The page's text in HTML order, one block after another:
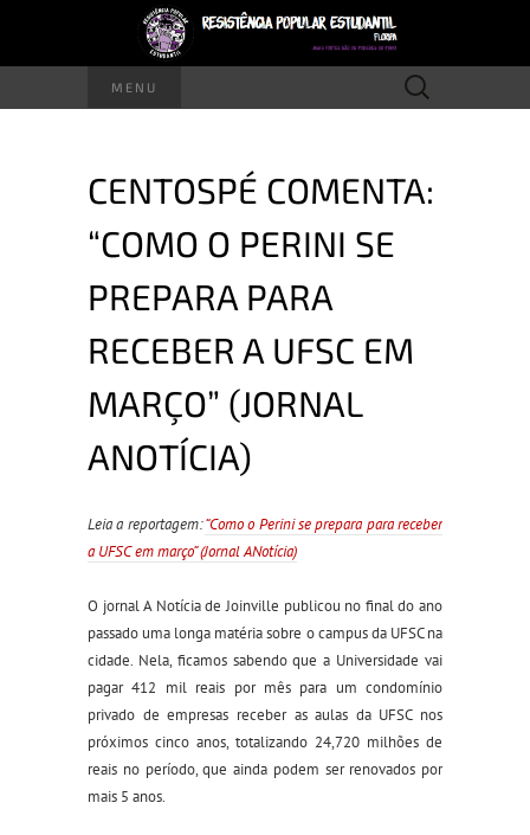
MENU
Pesquisar
por:
CENTOSPÉ COMENTA:
“COMO O PERINI SE
PREPARA PARA
RECEBER A UFSC EM
MARÇO” (JORNAL
ANOTÍCIA)
Leia a reportagem:“Como o Perini se prepara para receber
a UFSC em março” (Jornal ANotícia)
O jornal A Notícia de Joinville publicou no final do ano
passado uma longa matéria sobre o campus da UFSC na
cidade. Nela, ficamos sabendo que a Universidade vai
pagar 412 mil reais por mês para um condomínio
privado de empresas receber as aulas da UFSC nos
próximos cinco anos, totalizando 24,720 milhões de
reais no período, que ainda podem ser renovados por
mais 5 anos.